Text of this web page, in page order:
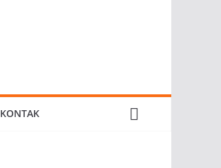
KONTAK